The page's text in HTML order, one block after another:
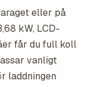
eller på
kW, LCD-
får du full koll
vanligt
laddningen